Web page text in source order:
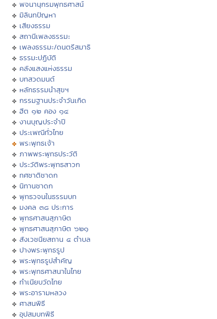
พจนานุกรมพุทธศาสน์
มิลินทปัญหา
เสียงธรรม
สถานีเพลงธรรมะ
เพลงธรรมะ/ดนตรีสมาธิ
ธรรมะปฏิบัติ
คลังแสงแห่งธรรม
บทสวดมนต์
หลักธรรมนำสุขฯ
กรรมฐานประจำวันเกิด
ฮีต ๑๒ คอง ๑๔
งานบุญประจำปี
ประเพณีทั่วไทย
พระพุทธเจ้า
ภาพพระพุทธประวัติ
ประวัติพระพุทธสาวก
ทศชาติชาดก
นิทานชาดก
พุทธวจนในธรรมบท
มงคล ๓๘ ประการ
พุทธศาสนสุภาษิต
พุทธศาสนสุภาษิต ๖๒๑
สังเวชนียสถาน ๔ ตำบล
ปางพระพุทธรูป
พระพุทธรูปสำคัญ
พระพุทธศาสนาในไทย
ทำเนียบวัดไทย
พระอารามหลวง
ศาสนพิธี
อุปสมบทพิธี